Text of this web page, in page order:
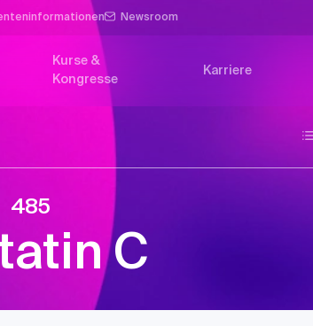
Newsroom
Kurse &
Kongresse
Karriere
485
C